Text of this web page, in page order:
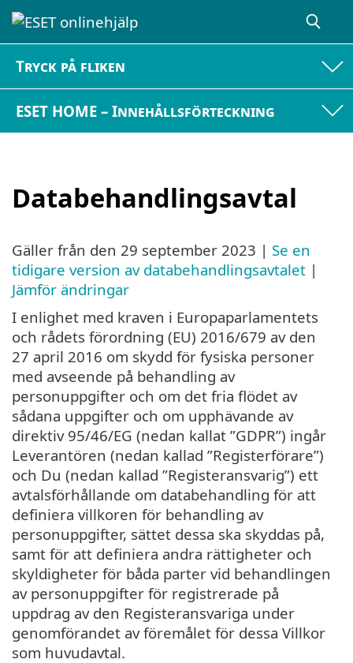
Tryck på fliken
ESET HOME – Innehållsförteckning
Databehandlingsavtal
Gäller från den 29 september 2023 | Se en
tidigare version av databehandlingsavtalet |
Jämför ändringar
I enlighet med kraven i Europaparlamentets
och rådets förordning (EU) 2016/679 av den
27 april 2016 om skydd för fysiska personer
med avseende på behandling av
personuppgifter och om det fria flödet av
sådana uppgifter och om upphävande av
direktiv 95/46/EG (nedan kallat ”GDPR”) ingår
Leverantören (nedan kallad ”Registerförare”)
och Du (nedan kallad ”Registeransvarig”) ett
avtalsförhållande om databehandling för att
definiera villkoren för behandling av
personuppgifter, sättet dessa ska skyddas på,
samt för att definiera andra rättigheter och
skyldigheter för båda parter vid behandlingen
av personuppgifter för registrerade på
uppdrag av den Registeransvariga under
genomförandet av föremålet för dessa Villkor
som huvudavtal.